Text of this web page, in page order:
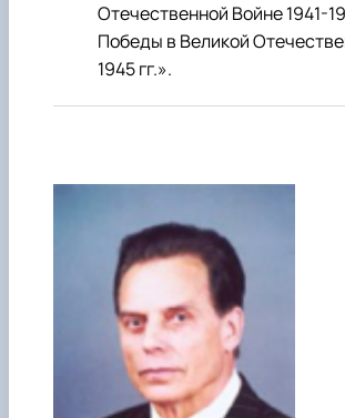
Отечественной Войне 1941-
Победы в Великой
1945 гг.».